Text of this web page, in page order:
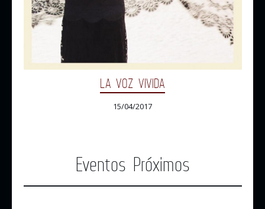
LA VOZ VIVIDA
15/04/2017
Eventos Próximos